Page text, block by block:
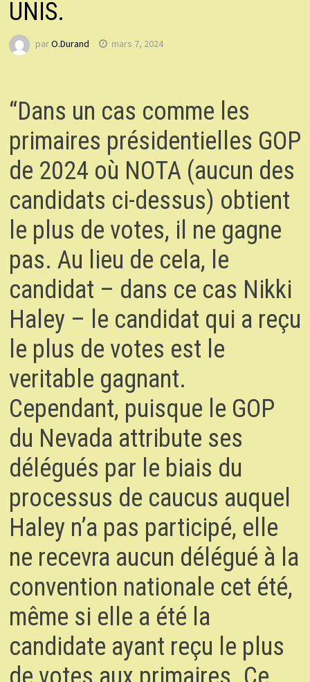
UNIS.
parO.Durand mars 7, 2024
“Dans un cas comme les
primaires présidentielles GOP
de 2024 où NOTA (aucun des
candidats ci-dessus) obtient
le plus de votes, il ne gagne
pas. Au lieu de cela, le
candidat – dans ce cas Nikki
Haley – le candidat qui a reçu
le plus de votes est le
veritable gagnant.
Cependant, puisque le GOP
du Nevada attribute ses
délégués par le biais du
processus de caucus auquel
Haley n’a pas participé, elle
ne recevra aucun délégué à la
convention nationale cet été,
même si elle a été la
candidate ayant reçu le plus